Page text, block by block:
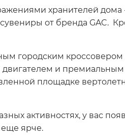
хранителей
от бренда GAC.
городским
и
площадке
активностях, у вас
ярче.